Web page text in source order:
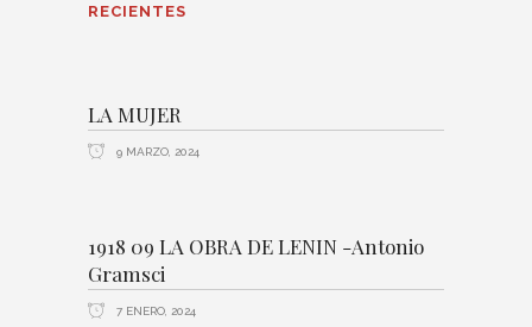
RECIENTES
LA MUJER
9 MARZO, 2024
1918 09 LA OBRA DE LENIN -Antonio
Gramsci
7 ENERO, 2024